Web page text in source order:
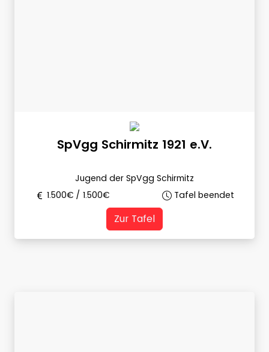
SpVgg Schirmitz 1921 e.V.
Jugend der SpVgg Schirmitz
1.500€ / 1.500€ Tafel beendet
Zur Tafel